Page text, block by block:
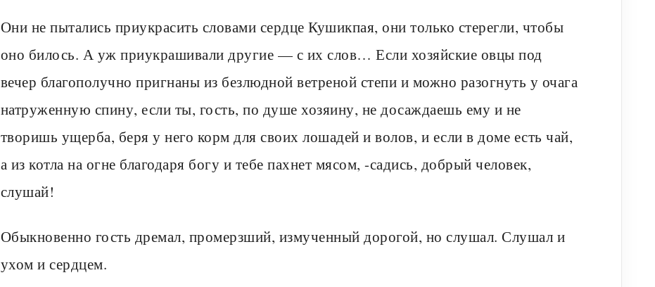
Они не пытались приукрасить словами сердце Кушикпая, они только стерегли, чтобы
оно билось. А уж приукрашивали другие — с их слов… Если хозяйские овцы под
вечер благополучно пригнаны из безлюдной ветреной степи и можно разогнуть у очага
натруженную спину, если ты, гость, по душе хозяину, не досаждаешь ему и не
творишь ущерба, беря у него корм для своих лошадей и волов, и если в доме есть чай,
а из котла на огне благодаря богу и тебе пахнет мясом, -садись, добрый человек,
слушай!
Обыкновенно гость дремал, промерзший, измученный дорогой, но слушал. Слушал и
ухом и сердцем.